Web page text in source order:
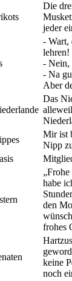
Die
jeder
- Wart,
lehren!
- Nein,
- Na
Aber
Das
Mir ist
Nipp
habe
den
frohes
keine
noch